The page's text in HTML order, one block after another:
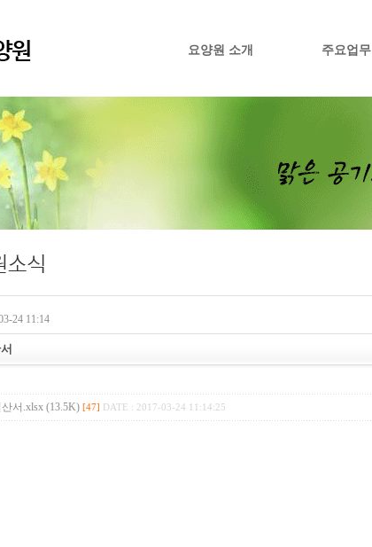
요양원 소개 주요업무
24 11:14
서.xlsx (13.5K) [47] DATE : 2017-03-24 11:14:25